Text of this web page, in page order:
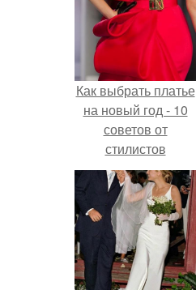
Как выбрать платье
на новый год - 10
советов от
стилистов
Roussillon?